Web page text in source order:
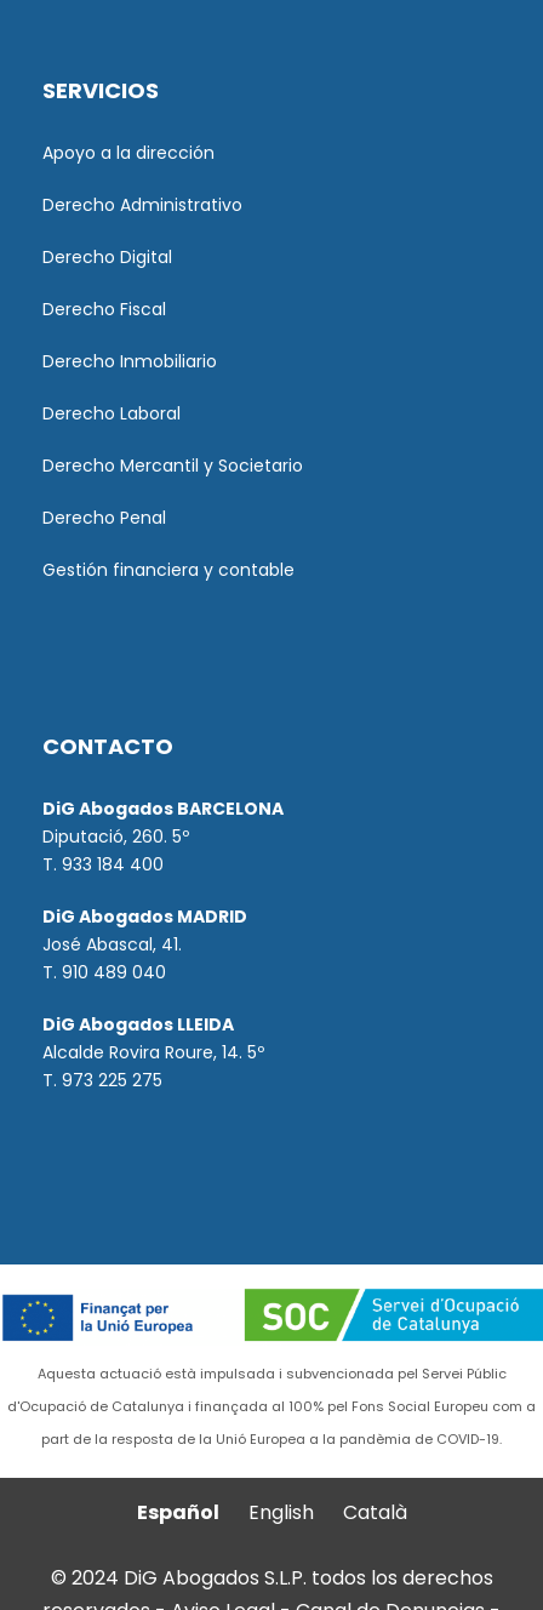
SERVICIOS
Apoyo a la dirección
Derecho Administrativo
Derecho Digital
Derecho Fiscal
Derecho Inmobiliario
Derecho Laboral
Derecho Mercantil y Societario
Derecho Penal
Gestión financiera y contable
CONTACTO
DiG Abogados BARCELONA
Diputació, 260. 5º
T. 933 184 400
DiG Abogados MADRID
José Abascal, 41.
T. 910 489 040
DiG Abogados LLEIDA
Alcalde Rovira Roure, 14. 5º
T. 973 225 275
Aquesta actuació està impulsada i subvencionada pel Servei Públic
d'Ocupació de Catalunya i finançada al 100% pel Fons Social Europeu com a
part de la resposta de la Unió Europea a la pandèmia de COVID-19.
Español English Català
© 2024 DiG Abogados S.L.P. todos los derechos